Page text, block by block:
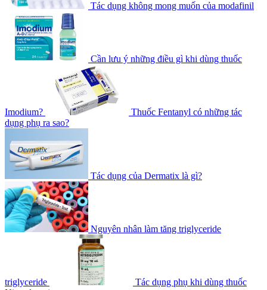
Tác dụng không mong muốn của modafinil
Cần lưu ý những điều gì khi dùng thuốc
Imodium?
Thuốc Fentanyl có những tác
dụng phụ ra sao?
Tác dụng của Dermatix là gì?
Nguyên nhân làm tăng triglyceride
triglyceride
Tác dụng phụ khi dùng thuốc